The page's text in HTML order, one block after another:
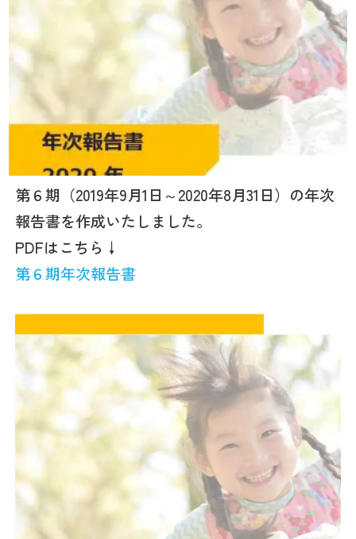
第６期（2019年9月1日～2020年8月31日）の年次
報告書を作成いたしました。
PDFはこちら↓
第６期年次報告書